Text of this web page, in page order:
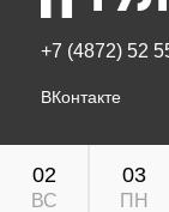
+7 (4872) 52
ВКонтакте
02
ВС
03
ПН